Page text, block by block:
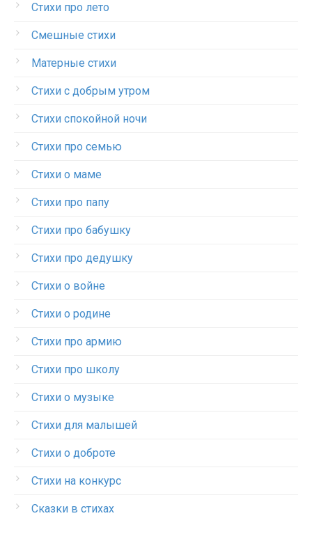
Стихи про лето
Смешные стихи
Матерные стихи
Стихи с добрым утром
Стихи спокойной ночи
Стихи про семью
Стихи о маме
Стихи про папу
Стихи про бабушку
Стихи про дедушку
Стихи о войне
Стихи о родине
Стихи про армию
Стихи про школу
Стихи о музыке
Стихи для малышей
Стихи о доброте
Стихи на конкурс
Сказки в стихах